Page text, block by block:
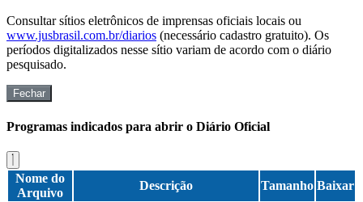
Consultar sítios eletrônicos de imprensas oficiais locais ou
www.jusbrasil.com.br/diarios (necessário cadastro gratuito). Os
períodos digitalizados nesse sítio variam de acordo com o diário
pesquisado.
Fechar
Programas indicados para abrir o Diário Oficial
Nome do
Arquivo
Descrição Tamanho Baixar